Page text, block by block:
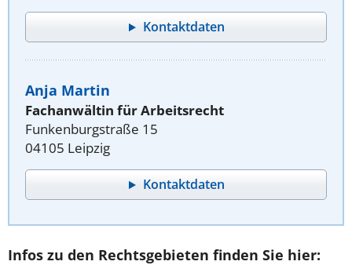
Kontaktdaten
Anja Martin
Fachanwältin für Arbeitsrecht
Funkenburgstraße 15
04105 Leipzig
Kontaktdaten
Infos zu den Rechtsgebieten finden Sie hier: